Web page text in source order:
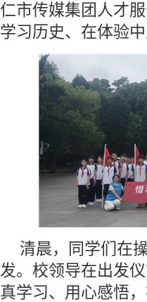
仁市传媒集团人才
学习历史、在体验中
清晨，同学们在
发。校领导在出发
真学习、用心感悟